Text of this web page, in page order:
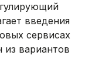
введения
сервисах
из вариантов